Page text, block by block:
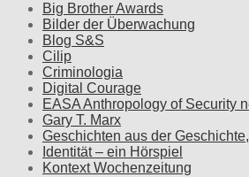
Big Brother Awards
Bilder der Überwachung
Blog S&S
Cilip
Criminologia
Digital Courage
EASA Anthropology of Security
Gary T. Marx
Geschichten aus der
Identität – ein Hörspiel
Kontext Wochenzeitung